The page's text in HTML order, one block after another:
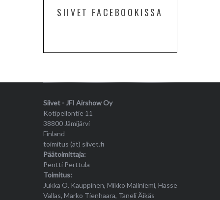
SIIVET FACEBOOKISSA
Siivet - JFI Airshow Oy
Kotipellontie 11
38800 Jämijärvi
Finland
toimitus (ät) siivet.fi
Päätoimittaja:
Pentti Perttula
Toimitus:
Jukka O. Kauppinen, Mikko Maliniemi, Hasse
Vallas, Marko Tienhaara, Taneli Äikäs